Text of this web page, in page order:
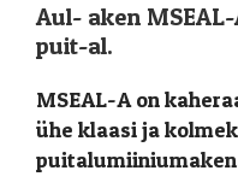
Aul- aken
puit-al.
MSEAL-A on
ühe klaasi ja